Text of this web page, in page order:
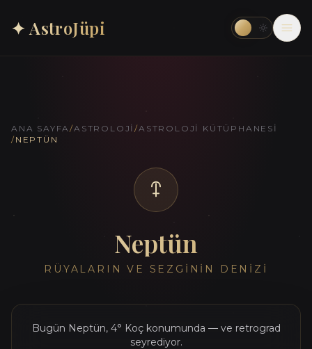
✦ AstroJüpi
ANA SAYFA/ASTROLOJI/ASTROLOJI KÜTÜPHANESI
/NEPTÜN
Neptün
RÜYALARIN VE SEZGININ DENIZI
Bugün Neptün, 4° Koçkonumunda — ve retrograd
seyrediyor.